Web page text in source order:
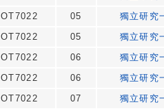
OT7022 05
獨立研究
OT7022 05
獨立研究
OT7022 06
獨立研究
OT7022 06
獨立研究
OT7022 07
獨立研究